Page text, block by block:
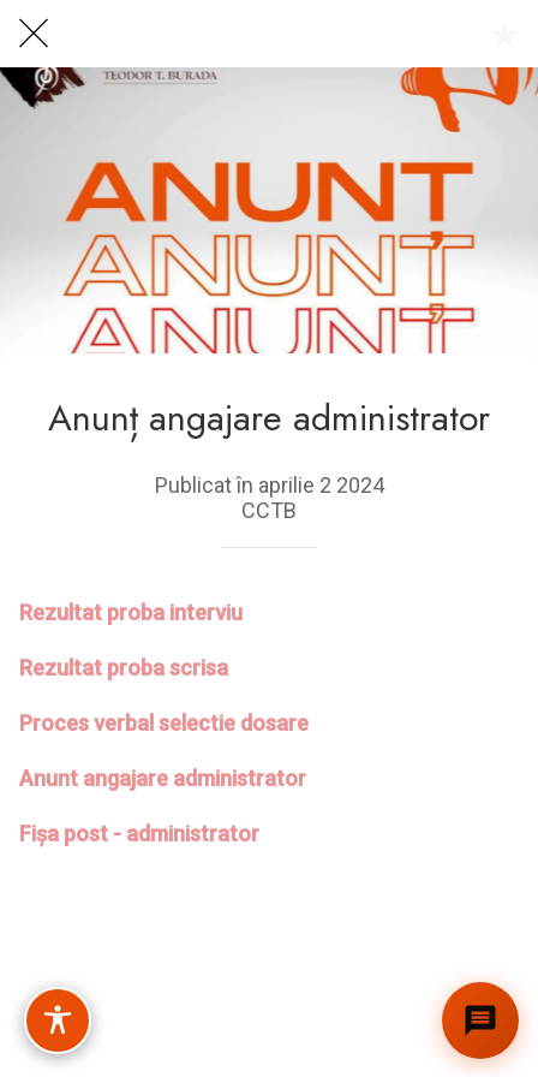
Anunț angajare administrator
Publicat în aprilie 2 2024
CCTB
Rezultat proba interviu
Rezultat proba scrisa
Proces verbal selectie dosare
Anunt angajare administrator
Fișa post - administrator
Centrul Burada 🇷🇴